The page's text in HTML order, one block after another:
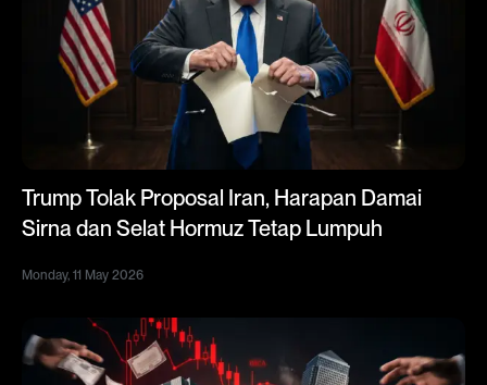
Trump Tolak Proposal Iran, Harapan Damai
Sirna dan Selat Hormuz Tetap Lumpuh
Monday, 11 May 2026